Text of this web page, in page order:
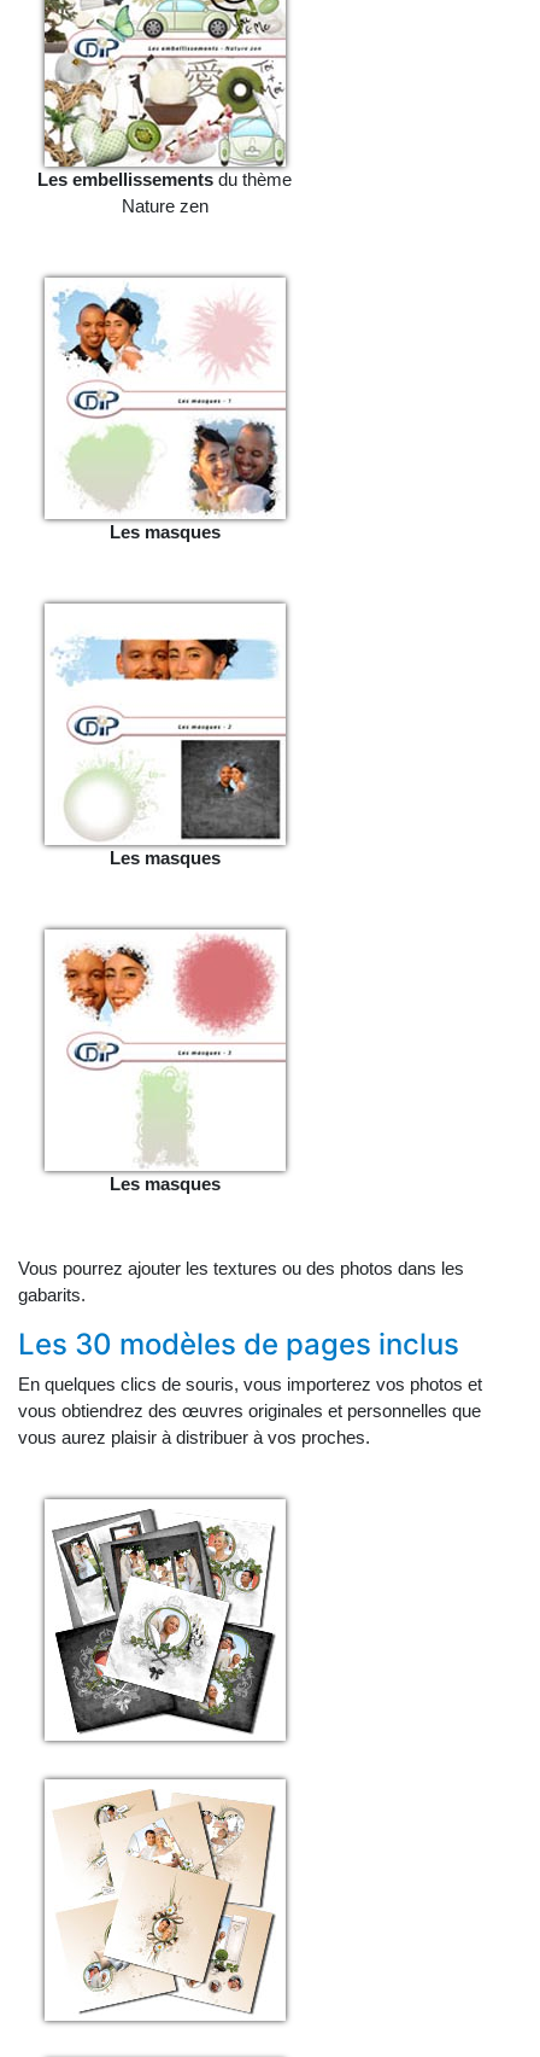
Les embellissements du thème
Nature zen
Les masques
Les masques
Les masques
Vous pourrez ajouter les textures ou des photos dans les
gabarits.
Les 30 modèles de pages inclus
En quelques clics de souris, vous importerez vos photos et
vous obtiendrez des œuvres originales et personnelles que
vous aurez plaisir à distribuer à vos proches.